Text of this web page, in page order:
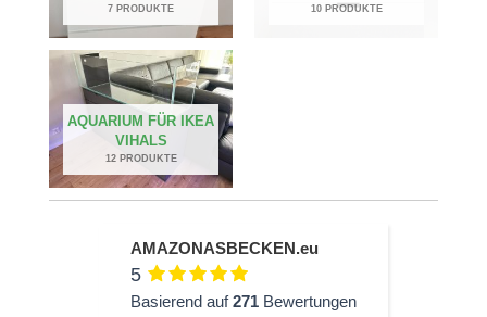
7 PRODUKTE 10 PRODUKTE
AQUARIUM FÜR IKEA
VIHALS
12 PRODUKTE
AMAZONASBECKEN.eu
5
Basierend auf271 Bewertungen